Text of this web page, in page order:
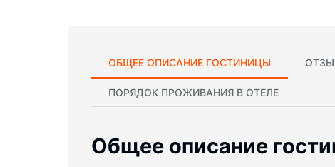
ОБЩЕЕ ОПИСАНИЕ ГОСТИНИЦЫ
ПОРЯДОК ПРОЖИВАНИЯ В ОТЕЛЕ
Общее описание